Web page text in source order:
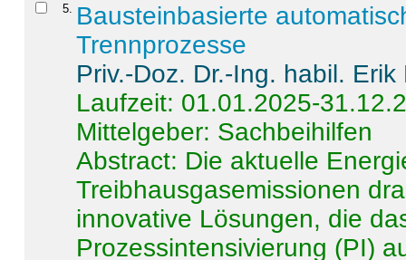
5
Bausteinbasierte
Trennprozesse
Priv.-Doz. Dr.-Ing. habil. Erik
Laufzeit: 01.01.2025-
Mittelgeber: Sachbeihilfen
Abstract: Die aktuelle
Treibhausgasemissionen
innovative Lösungen, die
Prozessintensivierung (PI)